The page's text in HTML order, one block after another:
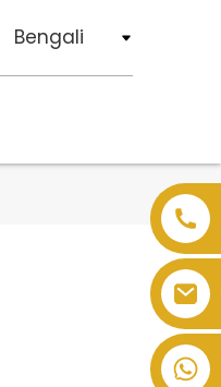
Bengali